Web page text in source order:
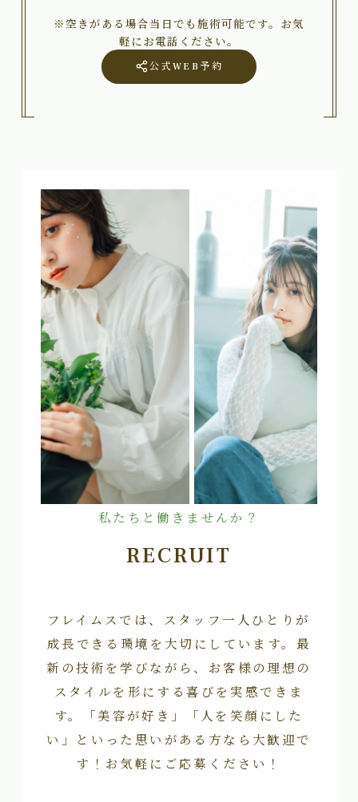
※空きがある場合当日でも施術可能です。お気
軽にお電話ください。
公式WEB予約
私たちと働きませんか？
RECRUIT
フレイムスでは、スタッフ一人ひとりが
成長できる環境を大切にしています。最
新の技術を学びながら、お客様の理想の
スタイルを形にする喜びを実感できま
す。「美容が好き」「人を笑顔にした
い」といった思いがある方なら大歓迎で
す！お気軽にご応募ください！